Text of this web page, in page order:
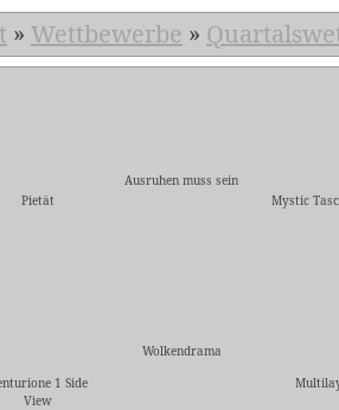
» Wettbewerbe »
Pietät
Ausruhen muss sein
Mystic
1 Side
View
Wolkendrama